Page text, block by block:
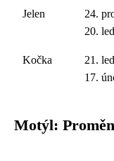
Jelen
24.
20.
Kočka
21.
17.
Motýl: